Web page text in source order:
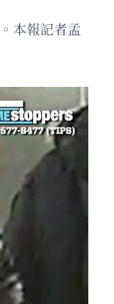
本報記者孟